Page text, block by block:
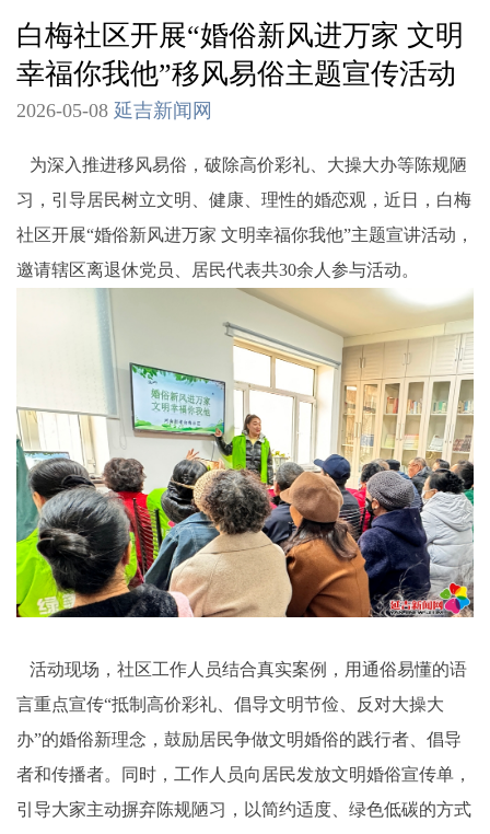
白梅社区开展“婚俗新风进万家 文明
幸福你我他”移风易俗主题宣传活动
2026-05-08 延吉新闻网
为深入推进移风易俗，破除高价彩礼、大操大办等陈规陋
习，引导居民树立文明、健康、理性的婚恋观，近日，白梅
社区开展“婚俗新风进万家 文明幸福你我他”主题宣讲活动，
邀请辖区离退休党员、居民代表共30余人参与活动。
活动现场，社区工作人员结合真实案例，用通俗易懂的语
言重点宣传“抵制高价彩礼、倡导文明节俭、反对大操大
办”的婚俗新理念，鼓励居民争做文明婚俗的践行者、倡导
者和传播者。同时，工作人员向居民发放文明婚俗宣传单，
引导大家主动摒弃陈规陋习，以简约适度、绿色低碳的方式